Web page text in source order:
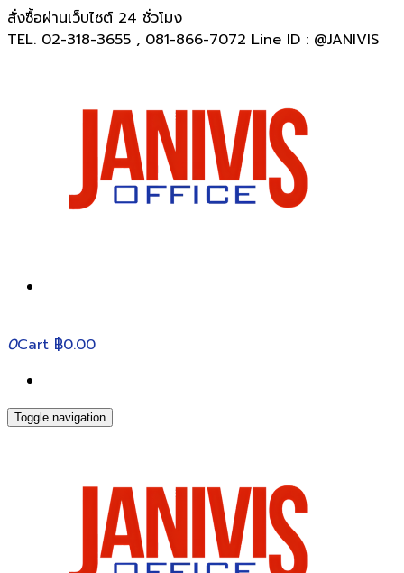
สั่งซื้อผ่านเว็บไซต์ 24 ชั่วโมง
TEL. 02-318-3655 , 081-866-7072 Line ID : @JANIVIS
0Cart ฿0.00
Toggle navigation